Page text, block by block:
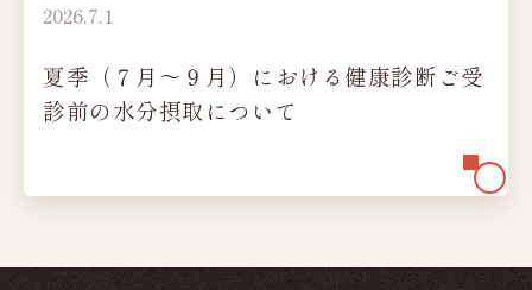
2026.7.1
夏季（７月～９月）における健康診断ご受
診前の水分摂取について